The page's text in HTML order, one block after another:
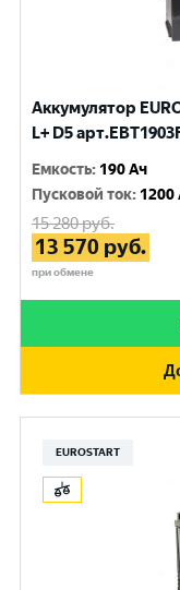
Аккумулятор
L+ D5
Емкость: 190 Ач
Пусковой ток: 1200
15 280руб.
13 570 руб.
при обмене
EUROSTART